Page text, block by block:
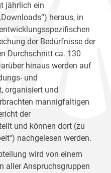
jährlich ein
heraus, in
der Bedürfnisse der
Durchschnitt ca. 130
hinaus werden auf
und
organisiert und
mannigfaltigen
der
und können dort (zu
nachgelesen werden.
wird von einem
aller Anspruchsgruppen